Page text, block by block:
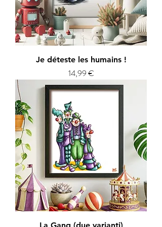
Je déteste les humains !
Prix
14,99 €